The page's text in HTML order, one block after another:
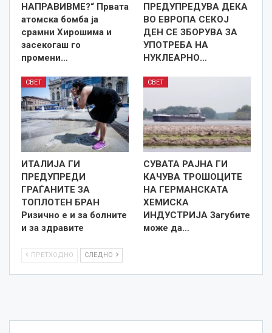
НАПРАВИВМЕ?“ Првата
атомска бомба ја
срамни Хирошима и
засекогаш го
промени…
ПРЕДУПРЕДУВА ДЕКА
ВО ЕВРОПА СЕКОЈ
ДЕН СЕ ЗБОРУВА ЗА
УПОТРЕБА НА
НУКЛЕАРНО…
СВЕТ
ИТАЛИЈА ГИ
ПРЕДУПРЕДИ
ГРАЃАНИТЕ ЗА
ТОПЛОТЕН БРАН
Ризично е и за болните
и за здравите
СВЕТ
СУВАТА РАЈНА ГИ
КАЧУВА ТРОШОЦИТЕ
НА ГЕРМАНСКАТА
ХЕМИСКА
ИНДУСТРИЈА Загубите
може да…
ПРЕТХОДНО СЛЕДНО